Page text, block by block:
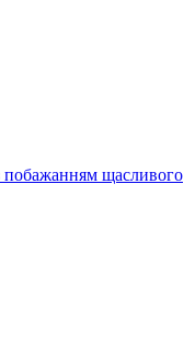
побажанням щасливого